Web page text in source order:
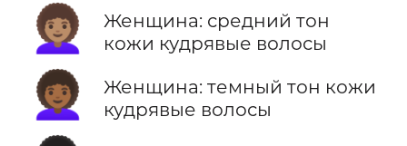
👩🏽‍🦱
Женщина: средний тон
кожи кудрявые волосы
👩🏾‍🦱
Женщина: темный тон кожи
кудрявые волосы